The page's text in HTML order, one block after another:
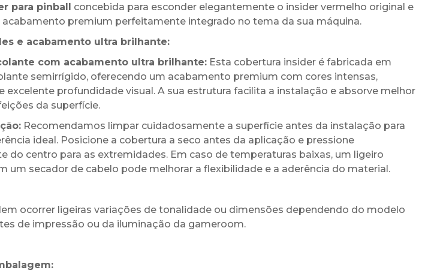
para pinball concebida para esconder elegantemente o insider vermelho original e
premium perfeitamente integrado no tema da sua máquina.
e acabamento ultra brilhante:
com acabamento ultra brilhante:Esta cobertura insider é fabricada em
semirrígido, oferecendo um acabamento premium com cores intensas,
excelente profundidade visual. A sua estrutura facilita a instalação e absorve melhor
da superfície.
Recomendamos limpar cuidadosamente a superfície antes da instalação para
ideal. Posicione a cobertura a seco antes da aplicação e pressione
do centro para as extremidades. Em caso de temperaturas baixas, um ligeiro
um secador de cabelo pode melhorar a flexibilidade e a aderência do material.
ocorrer ligeiras variações de tonalidade ou dimensões dependendo do modelo
de impressão ou da iluminação da gameroom.